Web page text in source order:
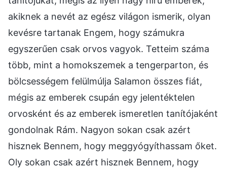
akiknek a nevét az egész világon ismerik, olyan
kevésre tartanak Engem, hogy számukra
egyszerűen csak orvos vagyok. Tetteim száma
több, mint a homokszemek a tengerparton, és
bölcsességem felülmúlja Salamon összes fiát,
mégis az emberek csupán egy jelentéktelen
orvosként és az emberek ismeretlen tanítójaként
gondolnak Rám. Nagyon sokan csak azért
hisznek Bennem, hogy meggyógyíthassam őket.
Oly sokan csak azért hisznek Bennem, hogy